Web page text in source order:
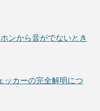
ンから音がでないとき
ッカーの完全解明につ